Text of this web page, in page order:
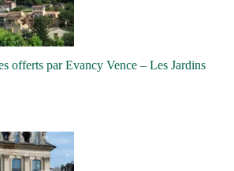
offerts par Evancy Vence – Les Jardins